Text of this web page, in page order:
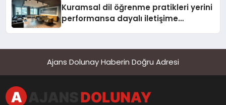
Kuramsal dil öğrenme pratikleri yerini
performansa dayalı iletişime
Ajans Dolunay Haberin Doğru Adresi